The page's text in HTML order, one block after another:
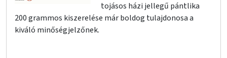
tojásos házi jellegű pántlika
200 grammos kiszerelése már boldog tulajdonosa a
kiváló minőségjelzőnek.